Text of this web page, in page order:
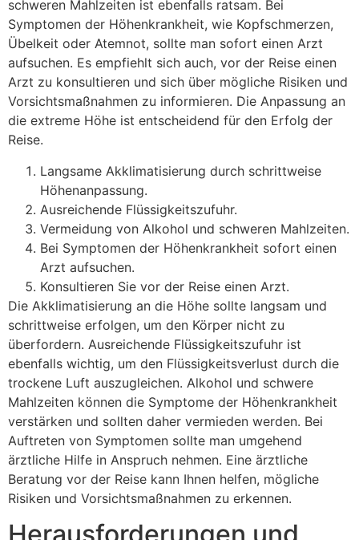
schweren Mahlzeiten ist ebenfalls ratsam. Bei
Symptomen der Höhenkrankheit, wie Kopfschmerzen,
Übelkeit oder Atemnot, sollte man sofort einen Arzt
aufsuchen. Es empfiehlt sich auch, vor der Reise einen
Arzt zu konsultieren und sich über mögliche Risiken und
Vorsichtsmaßnahmen zu informieren. Die Anpassung an
die extreme Höhe ist entscheidend für den Erfolg der
Reise.
Langsame Akklimatisierung durch schrittweise
Höhenanpassung.
Ausreichende Flüssigkeitszufuhr.
Vermeidung von Alkohol und schweren Mahlzeiten.
Bei Symptomen der Höhenkrankheit sofort einen
Arzt aufsuchen.
Konsultieren Sie vor der Reise einen Arzt.
Die Akklimatisierung an die Höhe sollte langsam und
schrittweise erfolgen, um den Körper nicht zu
überfordern. Ausreichende Flüssigkeitszufuhr ist
ebenfalls wichtig, um den Flüssigkeitsverlust durch die
trockene Luft auszugleichen. Alkohol und schwere
Mahlzeiten können die Symptome der Höhenkrankheit
verstärken und sollten daher vermieden werden. Bei
Auftreten von Symptomen sollte man umgehend
ärztliche Hilfe in Anspruch nehmen. Eine ärztliche
Beratung vor der Reise kann Ihnen helfen, mögliche
Risiken und Vorsichtsmaßnahmen zu erkennen.